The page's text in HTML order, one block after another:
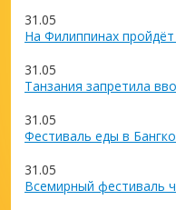
31.05
На Филиппинах
31.05
Танзания запретила
31.05
Фестиваль еды в
31.05
Всемирный фестиваль